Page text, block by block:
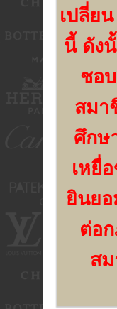
เปลี่ย
นี้ ดัง
ชอ
สมา
ศึกษ
เหยื่
ยินยอ
ต่อ
ส